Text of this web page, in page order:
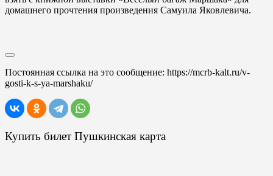
домашнего прочтения произведения Самуила Яковлевича.
Постоянная ссылка на это сообщение: https://mcrb-kalt.ru/v-
gosti-k-s-ya-marshaku/
Купить билет Пушкинская карта